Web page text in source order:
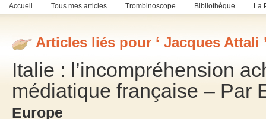
Accueil Tous mes articles Trombinoscope Bibliothèque La
Articles liés pour ‘ Jacques Attali
Italie : l’incompréhension
médiatique française – Par
Europe